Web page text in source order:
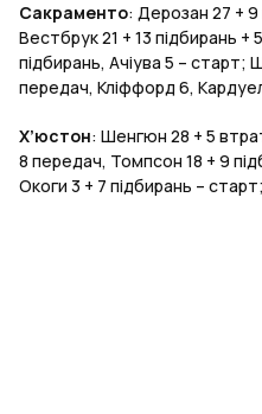
Сакраменто: Дерозан 27 +
Вестбрук 21 + 13 підбирань +
підбирань, Ачіува 5 – старт;
передач, Кліффорд 6,
Х’юстон: Шенгюн 28 + 5
8 передач, Томпсон 18 + 9
Окоги 3 + 7 підбирань –